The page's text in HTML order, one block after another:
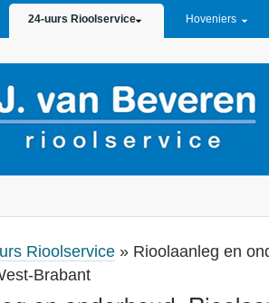
24-uurs Rioolservice Hoveniers
Rioolservice » Rioolaanleg en
Brabant